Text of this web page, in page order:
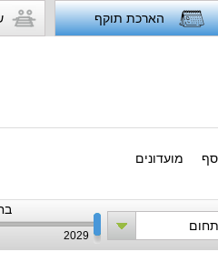
הארכת תוקף
מועדונים
תחום
2029